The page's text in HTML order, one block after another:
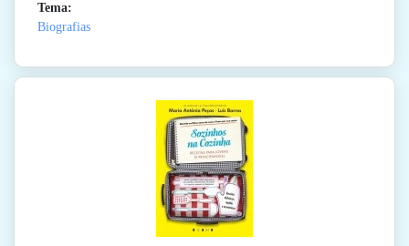
Tema:
Biografias